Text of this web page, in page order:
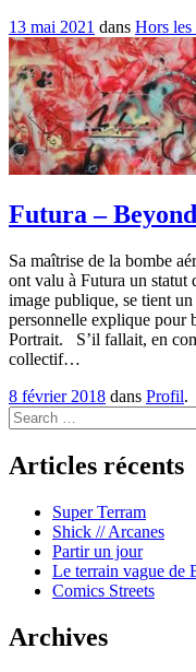
13 mai 2021 dans Hors les
Futura –
Sa maîtrise de la bombe
ont valu à Futura un statut
image publique, se tient
personnelle explique pour
Portrait. S’il fallait, en
collectif…
8 février 2018 dans Profil.
Search
Articles récents
Super Terram
Shick // Arcanes
Partir un jour
Le terrain vague de
Comics Streets
Archives